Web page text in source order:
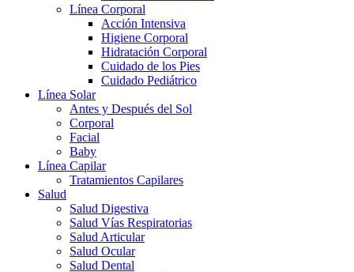
Línea Corporal
Acción Intensiva
Higiene Corporal
Hidratación Corporal
Cuidado de los Pies
Cuidado Pediátrico
Línea Solar
Antes y Después del Sol
Corporal
Facial
Baby
Línea Capilar
Tratamientos Capilares
Salud
Salud Digestiva
Salud Vías Respiratorias
Salud Articular
Salud Ocular
Salud Dental